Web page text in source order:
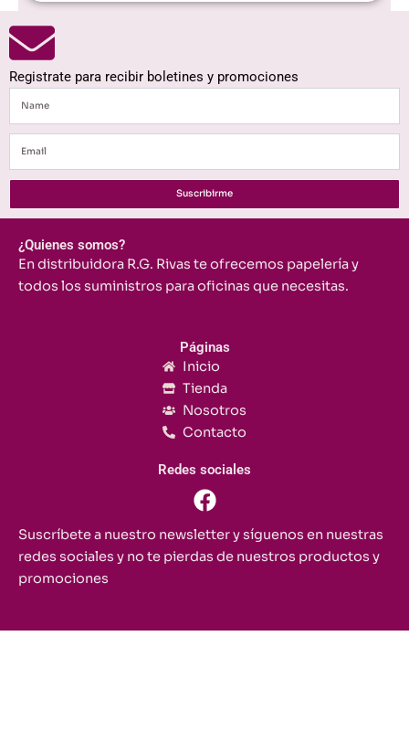
Registrate para recibir boletines y promociones
Suscribirme
¿Quienes somos?
En distribuidora R.G. Rivas te ofrecemos papelería y
todos los suministros para oficinas que necesitas.
Páginas
Inicio
Tienda
Nosotros
Contacto
Redes sociales
F
a
c
e
o
Suscríbete a nuestro newsletter y síguenos en nuestras
redes sociales y no te pierdas de nuestros productos y
promociones